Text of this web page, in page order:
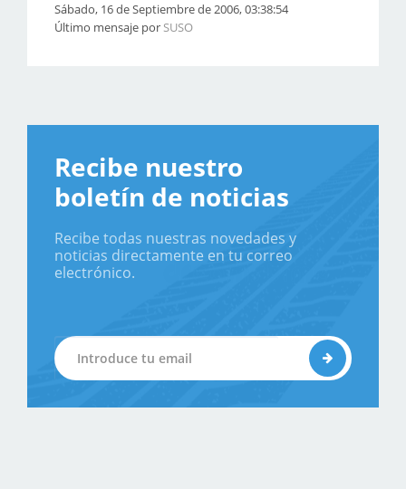
Sábado, 16 de Septiembre de 2006, 03:38:54
Último mensaje por SUSO
Recibe nuestro
boletín de noticias
Recibe todas nuestras novedades y
noticias directamente en tu correo
electrónico.